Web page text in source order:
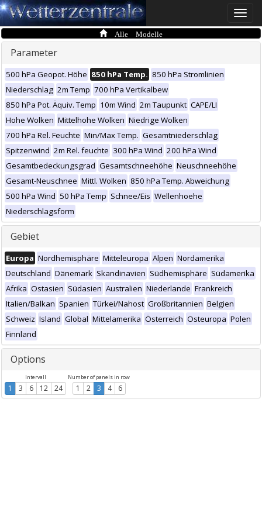
Toggle
Alle Modelle
Parameter
500 hPa Geopot. Höhe 850 hPa Temp. 850 hPa Stromlinien
Niederschlag 2m Temp 700 hPa Vertikalbew
850 hPa Pot. Äquiv. Temp 10m Wind 2m Taupunkt CAPE/LI
Hohe Wolken Mittelhohe Wolken Niedrige Wolken
700 hPa Rel. Feuchte Min/Max Temp. Gesamtniederschlag
Spitzenwind 2m Rel. feuchte 300 hPa Wind 200 hPa Wind
Gesamtbedeckungsgrad Gesamtschneehöhe Neuschneehöhe
Gesamt-Neuschnee Mittl. Wolken 850 hPa Temp. Abweichung
500 hPa Wind 50 hPa Temp Schnee/Eis Wellenhoehe
Niederschlagsform
Gebiet
Europa Nordhemisphäre Mitteleuropa Alpen Nordamerika
Deutschland Dänemark Skandinavien Südhemisphäre Südamerika
Afrika Ostasien Südasien Australien Niederlande Frankreich
Italien/Balkan Spanien Türkei/Nahost Großbritannien Belgien
Schweiz Island Global Mittelamerika Österreich Osteuropa Polen
Finnland
Options
Intervall
1 3 6 12 24
Number of panels in row
1 2 3 4 6